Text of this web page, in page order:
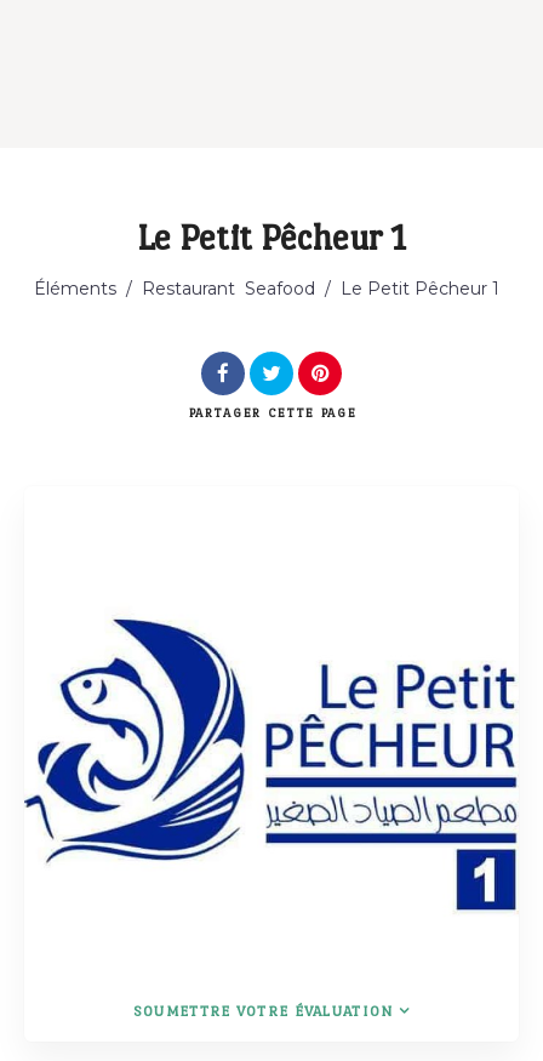
Catégorie
Le Petit Pêcheur 1
Éléments / Restaurant Seafood / Le Petit Pêcheur 1
PARTAGER CETTE PAGE
SOUMETTRE VOTRE ÉVALUATION